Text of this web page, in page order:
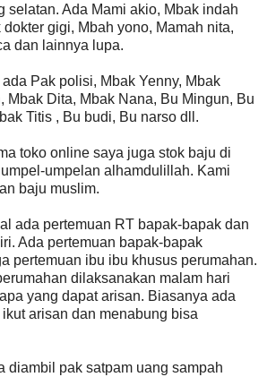
selatan. Ada Mami akio, Mbak indah
gigi, Mbah yono, Mamah nita,
dan lainnya lupa.
Pak polisi, Mbak Yenny, Mbak
Mbak Dita, Mbak Nana, Bu Mingun, Bu
Titis , Bu budi, Bu narso dll.
toko online saya juga stok baju di
umpelan alhamdulillah. Kami
baju muslim.
ada pertemuan RT bapak-bapak dan
Ada pertemuan bapak-bapak
pertemuan ibu ibu khusus perumahan.
dilaksanakan malam hari
yang dapat arisan. Biasanya ada
arisan dan menabung bisa
diambil pak satpam uang sampah